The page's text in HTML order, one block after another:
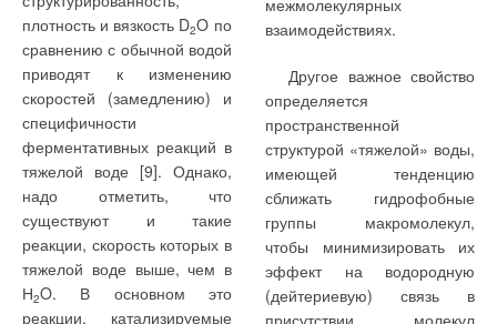
плотность и вязкость D2O по
сравнению с обычной водой
приводят к изменению
скоростей (замедлению) и
специфичности
ферментативных реакций в
тяжелой воде [9]. Однако,
надо отметить, что
существуют и такие
реакции, скорость которых в
тяжелой воде выше, чем в
Н2O. В основном это
реакции, катализируемые
межмолекулярных
взаимодействиях.
Другое важное свойство
определяется
пространственной
структурой «тяжелой» воды,
имеющей тенденцию
сближать гидрофобные
группы макромолекул,
чтобы минимизировать их
эффект на водородную
(дейтериевую) связь в